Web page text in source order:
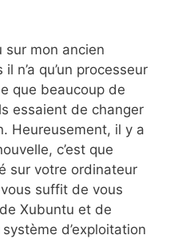
sur mon ancien
n’a qu’un processeur
que beaucoup de
essaient de changer
Heureusement, il y a
c’est que
sur votre ordinateur
suffit de vous
Xubuntu et de
d’exploitation